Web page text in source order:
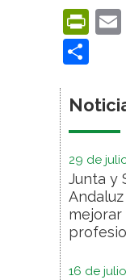
29 de
Junta y
mejorar
16 de